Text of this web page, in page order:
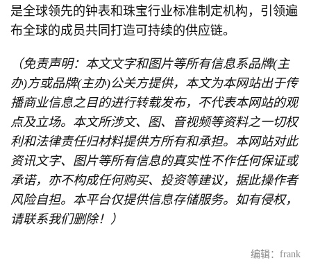
是全球领先的钟表和珠宝行业标准制定机构，引领遍
布全球的成员共同打造可持续的供应链。
（免责声明：本文文字和图片等所有信息系品牌(主
办)方或品牌(主办)公关方提供，本文为本网站出于传
播商业信息之目的进行转载发布，不代表本网站的观
点及立场。本文所涉文、图、音视频等资料之一切权
利和法律责任归材料提供方所有和承担。本网站对此
资讯文字、图片等所有信息的真实性不作任何保证或
承诺，亦不构成任何购买、投资等建议，据此操作者
风险自担。本平台仅提供信息存储服务。如有侵权，
请联系我们删除！）
编辑：frank